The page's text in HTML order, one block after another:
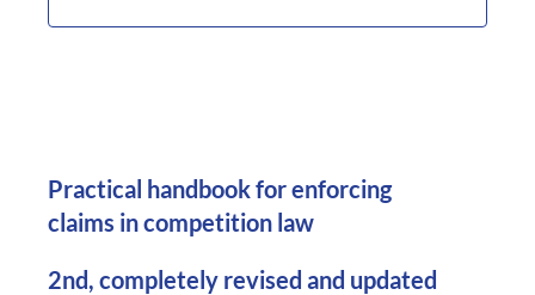
Practical handbook for enforcing
claims in competition law
2nd, completely revised and updated